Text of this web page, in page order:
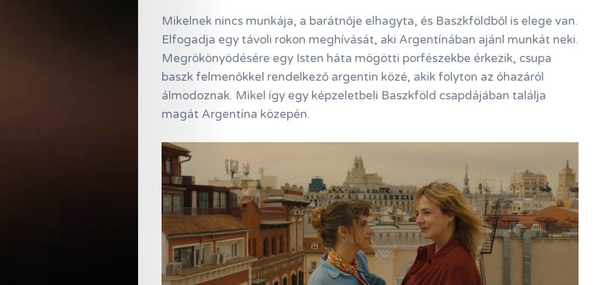
Mikelnek nincs munkája, a barátnője elhagyta, és Baszkföldből is elege van.
Elfogadja egy távoli rokon meghívását, aki Argentínában ajánl munkát neki.
Megrökönyödésére egy Isten háta mögötti porfészekbe érkezik, csupa
baszk felmenőkkel rendelkező argentin közé, akik folyton az óhazáról
álmodoznak. Mikel így egy képzeletbeli Baszkföld csapdájában találja
magát Argentína közepén.